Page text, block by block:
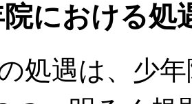
における処
処遇は、少